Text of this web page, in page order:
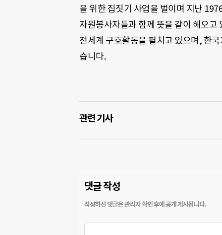
을 위한 집짓기 사업을 벌이며 지난
자원봉사자들과 함께 뜻을 같이 해오
전세계 구호활동을 펼치고 있으며, 한
습니다.
관련 기사
댓글 작성